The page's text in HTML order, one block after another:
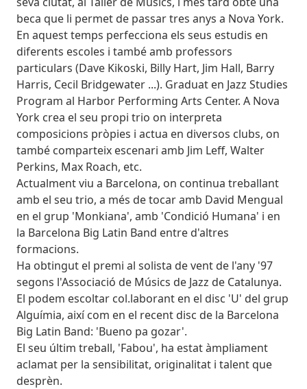
beca que li permet de passar tres anys a Nova York.
En aquest temps perfecciona els seus estudis en
diferents escoles i també amb professors
particulars (Dave Kikoski, Billy Hart, Jim Hall, Barry
Harris, Cecil Bridgewater ...). Graduat en Jazz Studies
Program al Harbor Performing Arts Center. A Nova
York crea el seu propi trio on interpreta
composicions pròpies i actua en diversos clubs, on
també comparteix escenari amb Jim Leff, Walter
Perkins, Max Roach, etc.
Actualment viu a Barcelona, on continua treballant
amb el seu trio, a més de tocar amb David Mengual
en el grup 'Monkiana', amb 'Condició Humana' i en
la Barcelona Big Latin Band entre d'altres
formacions.
Ha obtingut el premi al solista de vent de l'any '97
segons l'Associació de Músics de Jazz de Catalunya.
El podem escoltar col.laborant en el disc 'U' del grup
Alguímia, així com en el recent disc de la Barcelona
Big Latin Band: 'Bueno pa gozar'.
El seu últim treball, 'Fabou', ha estat àmpliament
aclamat per la sensibilitat, originalitat i talent que
desprèn.